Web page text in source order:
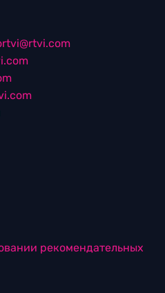
рекомендательных